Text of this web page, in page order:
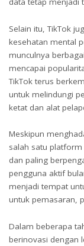
Selain itu, TikTok
kesehatan mental
munculnya
mencapai
TikTok terus
untuk melindungi
ketat dan alat
Meskipun
salah satu
dan paling
pengguna aktif
menjadi tempat
untuk pemasaran,
Dalam beberapa
berinovasi dengan